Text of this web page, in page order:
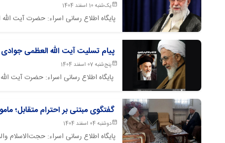
یک‌شنبه 10 اسفند 1404
پایگاه اطلاع رسانی اسراء: حضرت آیت
پیام تسلیت آیت الله العظمی
پنج‌شنبه 07 اسفند 1404
پایگاه اطلاع رسانی اسراء: حضرت آیت
گفتگوی مبتنی بر احترام متقابل؛
دوشنبه 04 اسفند 1404
پایگاه اطلاع رسانی اسراء: حجت‌الاسلام